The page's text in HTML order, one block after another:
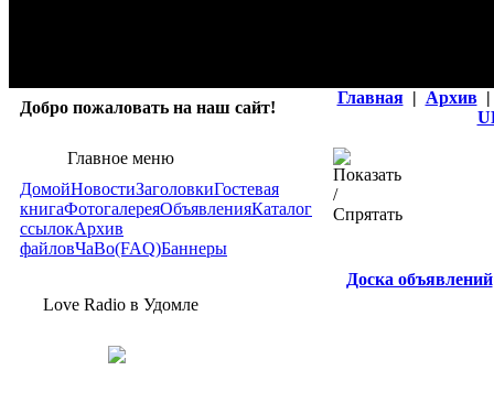
Добро пожаловать на наш сайт!
Главная | Архив |
Главное меню
ДомойНовостиЗаголовкиГостевая
книгаФотогалереяОбъявленияКаталог
ссылокАрхив
файловЧаВо(FAQ)Баннеры
Love Radio в Удомле
Доска объявлений